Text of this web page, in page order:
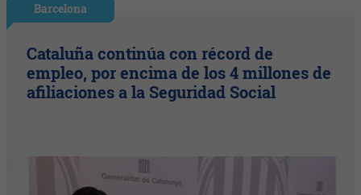
Barcelona
Cataluña continúa con récord de
empleo, por encima de los 4 millones de
afiliaciones a la Seguridad Social